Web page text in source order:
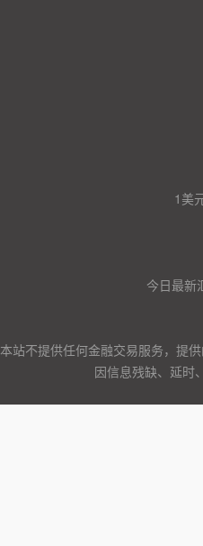
1美
今日最新
本站不提供任何金融交易服务，提
因信息残缺、延时